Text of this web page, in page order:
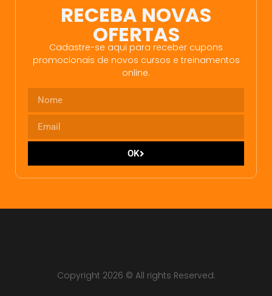
RECEBA NOVAS
OFERTAS
Cadastre-se aqui para receber cupons
promocionais de novos cursos e treinamentos
online.
OK
Copyright 2026 © All rights Reserved.